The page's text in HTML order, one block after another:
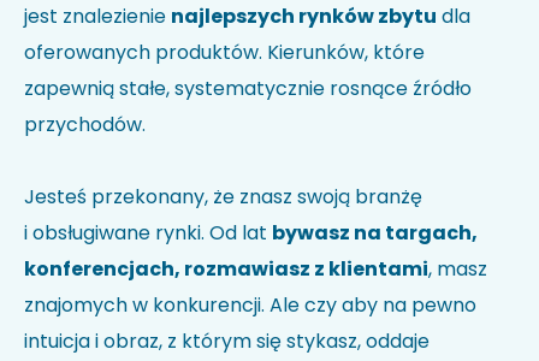
Akceptuję politykę prywatności i wyrażam zgodę na
przetwarzanie moich danych w celu udzielenia
odpowiedzi na przesłane zapytanie.
jest znalezienie najlepszych rynków zbytu dla
oferowanych produktów. Kierunków, które
zapewnią stałe, systematycznie rosnące źródło
przychodów.
Jesteś przekonany, że znasz swoją branżę
i obsługiwane rynki. Od lat bywasz na targach,
konferencjach, rozmawiasz z klientami, masz
znajomych w konkurencji. Ale czy aby na pewno
intuicja i obraz, z którym się stykasz, oddaje